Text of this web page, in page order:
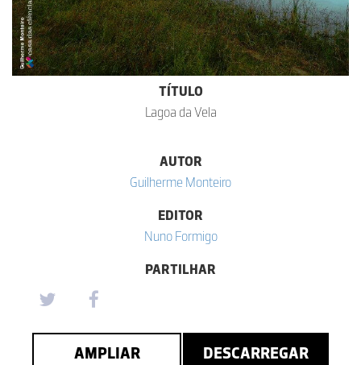
TÍTULO
Lagoa da Vela
AUTOR
Guilherme Monteiro
EDITOR
Nuno Formigo
PARTILHAR
AMPLIAR DESCARREGAR